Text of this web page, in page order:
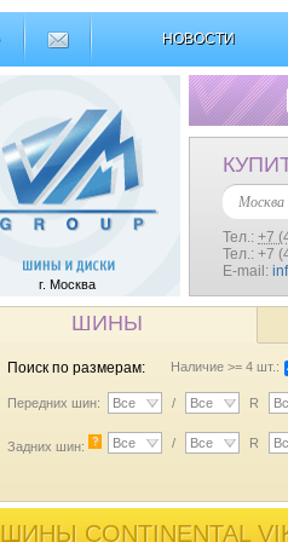
НОВОСТИ
г. Москва
Москва
Тел.: +7
Тел.: +7
E-mail:
ШИНЫ
Поиск по размерам: Наличие >= 4 шт.:
Передних шин: Все / Все R
Задних шин: ? Все / Все R
ШИНЫ CONTINENTAL